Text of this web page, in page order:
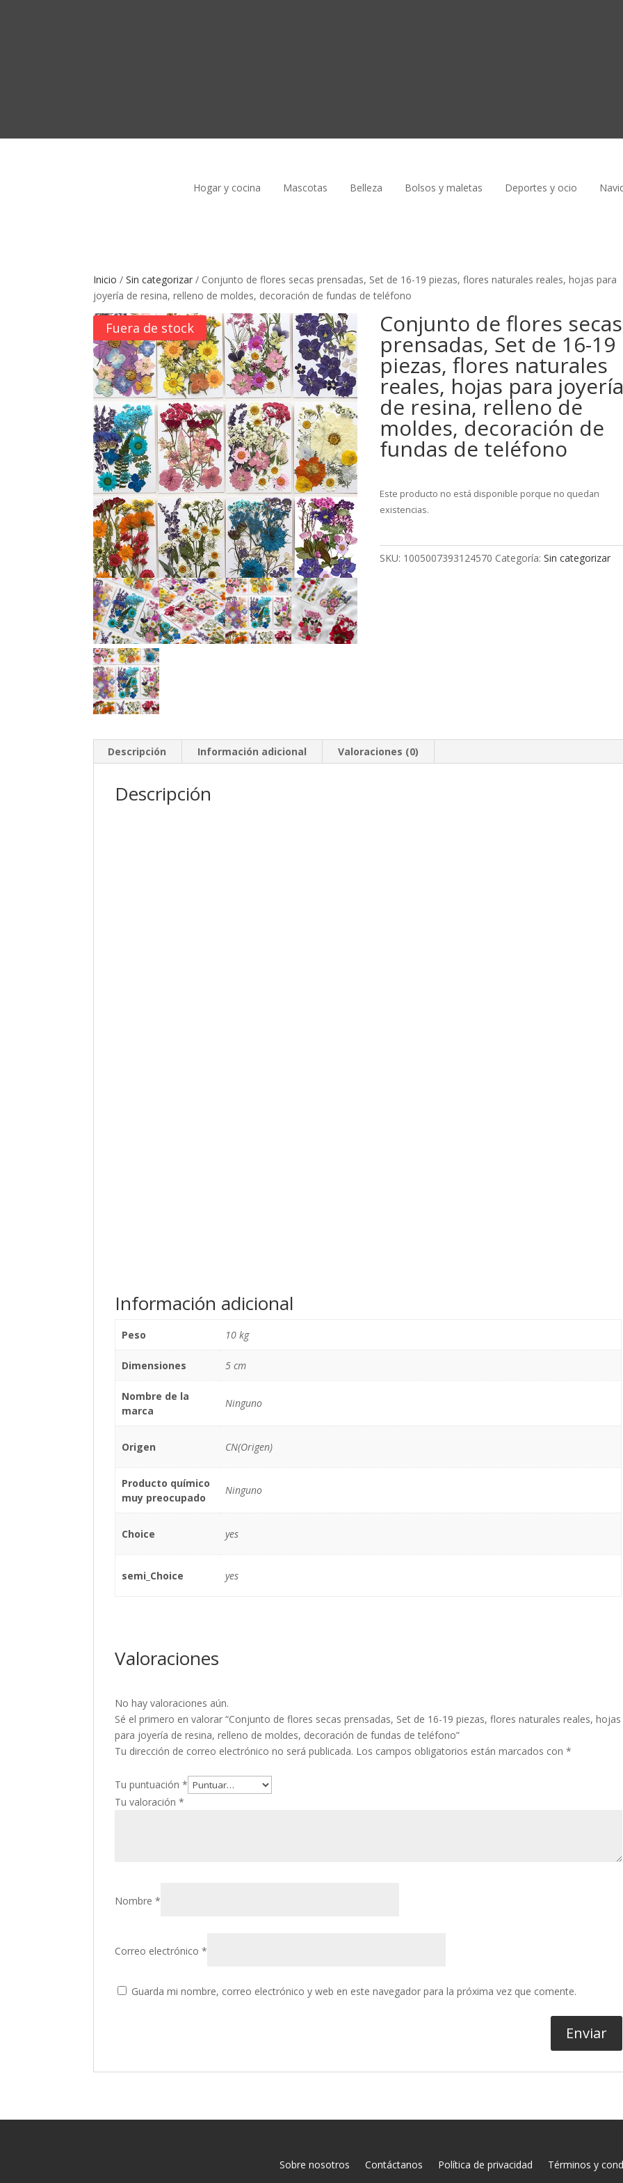
Hogar y cocina Mascotas Belleza Bolsos y maletas Deportes y ocio
Inicio /Sin categorizar / Conjunto de flores secas prensadas, Set de 16-19 piezas, flores naturales reales, hojas para
joyería de resina, relleno de moldes, decoración de fundas de teléfono
Fuera de stock Conjunto de flores secas
prensadas, Set de 16-19
piezas, flores naturales
reales, hojas para
de resina, relleno de
moldes, decoración de
fundas de teléfono
Este producto no está disponible porque no quedan
existencias.
SKU: 1005007393124570 Categoría: Sin categorizar
Descripción Información adicional Valoraciones (0)
Descripción
Información adicional
Peso 10 kg
Dimensiones 5 cm
Nombre de la
marca
Ninguno
Origen CN(Origen)
Producto químico
muy preocupado
Ninguno
Choice yes
semi_Choice yes
Valoraciones
No hay valoraciones aún.
Sé el primero en valorar “Conjunto de flores secas prensadas, Set de 16-19 piezas, flores naturales reales, hojas
para joyería de resina, relleno de moldes, decoración de fundas de teléfono”
Tu dirección de correo electrónico no será publicada. Los campos obligatorios están marcados con*
Tu puntuación*
Tu valoración*
Nombre*
Correo electrónico*
Guarda mi nombre, correo electrónico y web en este navegador para la próxima vez que comente.
Sobre nosotros Contáctanos Política de privacidad Términos y